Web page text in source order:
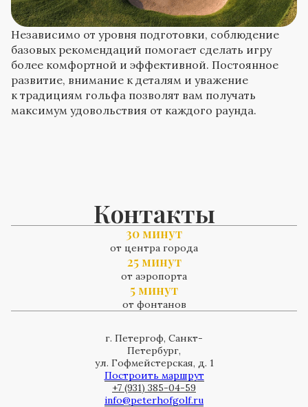
Независимо от уровня подготовки, соблюдение
базовых рекомендаций помогает сделать игру
более комфортной и эффективной. Постоянное
развитие, внимание к деталям и уважение
к традициям гольфа позволят вам получать
максимум удовольствия от каждого раунда.
Контакты
30 минут
от центра города
25 минут
от аэропорта
5 минут
от фонтанов
г. Петергоф, Санкт-
Петербург,
ул. Гофмейстерская, д. 1
Построить маршрут
+7 (931) 385-04-59
info@peterhofgolf.ru